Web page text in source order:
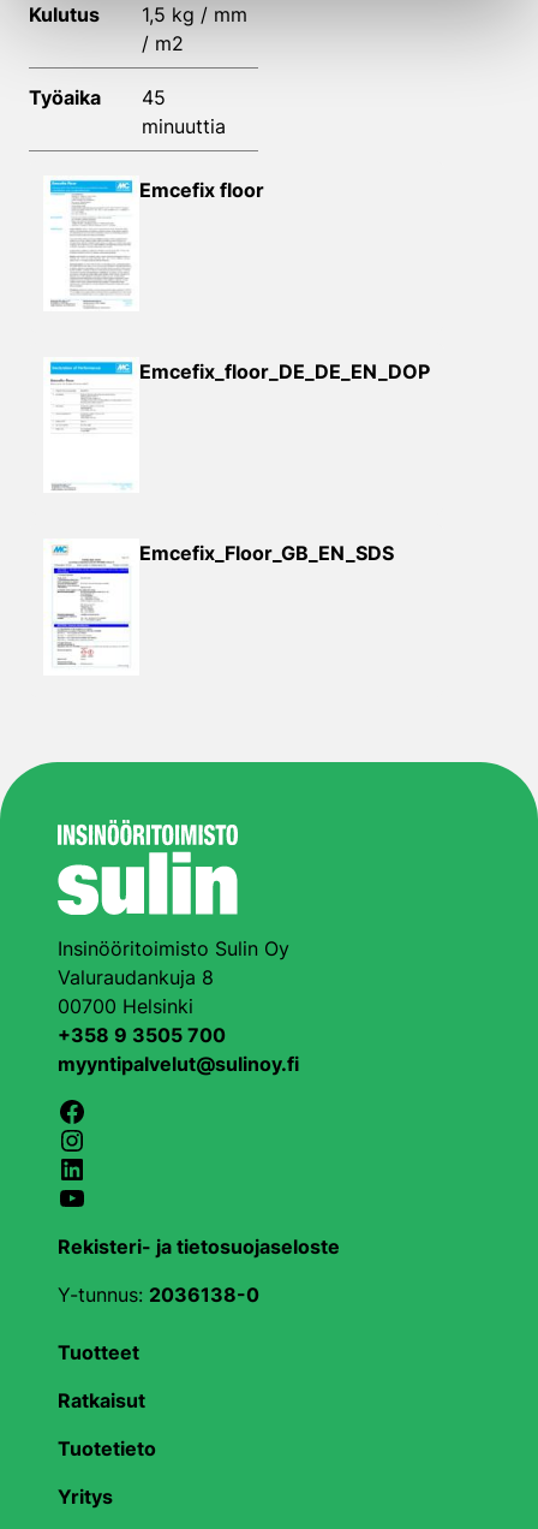
Kulutus
1,5 kg / mm
/ m2
Työaika
45
minuuttia
Emcefix floor
Emcefix_floor_DE_DE_EN_DOP
Emcefix_Floor_GB_EN_SDS
Insinööritoimisto Sulin Oy
Valuraudankuja 8
00700 Helsinki
+358 9 3505 700
myyntipalvelut@sulinoy.fi
Facebook
Instagram
LinkedIn
YouTube
Rekisteri- ja tietosuojaseloste
Y-tunnus: 2036138-0
Tuotteet
Ratkaisut
Tuotetieto
Yritys